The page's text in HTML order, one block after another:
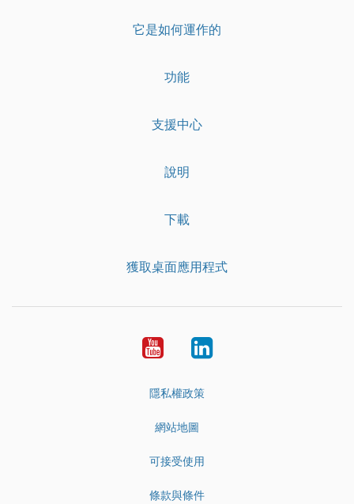
它是如何運作的
功能
支援中心
說明
下載
獲取桌面應用程式
YouTubeLinkedIn
隱私權政策
網站地圖
可接受使用
條款與條件